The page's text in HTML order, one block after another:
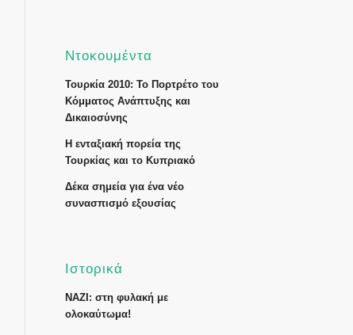
Ντοκουμέντα
Τουρκία 2010: Το Πορτρέτο του
Κόμματος Ανάπτυξης και
Δικαιοσύνης
Η ενταξιακή πορεία της
Τουρκίας και το Κυπριακό
Δέκα σημεία για ένα νέο
συνασπισμό εξουσίας
Ιστορικά
ΝΑΖΙ: στη φυλακή με
ολοκαύτωμα!